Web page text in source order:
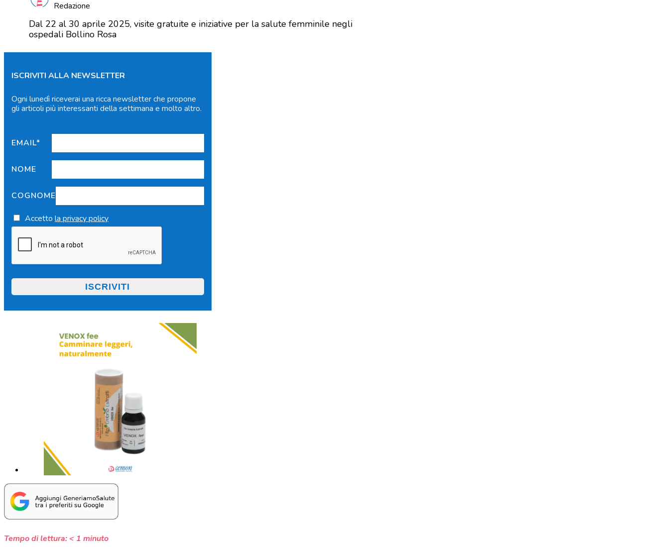
Redazione
Dal 22 al 30 aprile 2025, visite gratuite e iniziative per la salute femminile negli
ospedali Bollino Rosa
ISCRIVITI ALLA NEWSLETTER
Ogni lunedì riceverai una ricca newsletter che propone
gli articoli più interessanti della settimana e molto altro.
EMAIL*
NOME
COGNOME
Accetto la privacy policy
Tempo di lettura: < 1 minuto